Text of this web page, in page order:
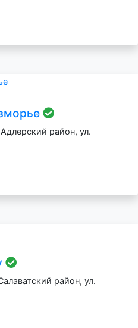
район, ул.
район, ул.